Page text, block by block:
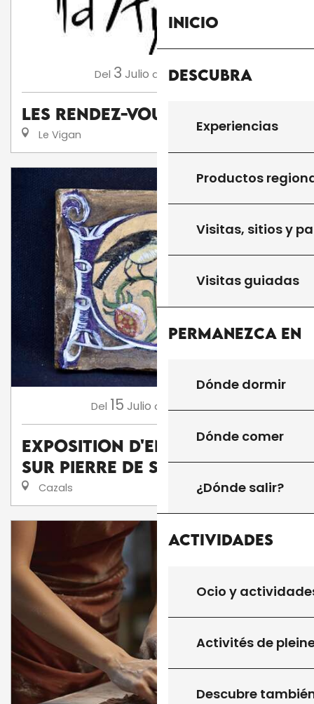
Inicio
Descubra
Experiencias
Productos
Visitas, sitios y
Visitas guiadas
Permanezca en
Dónde dormir
Dónde comer
¿Dónde salir?
Actividades
Ocio y
Activités de
Descubre
Del 3 Julio al 13Agosto
Les Rendez-Vous d'Aymare
Le Vigan
Del 15 Julio al 16Agosto
Exposition d'enluminures
sur pierre de Serge Barlan
Cazals